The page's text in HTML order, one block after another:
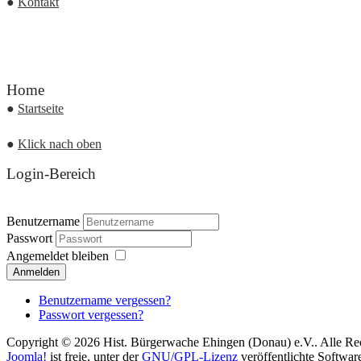
Home
● Startseite
● Klick nach oben
Login-Bereich
Benutzername
Passwort
Angemeldet bleiben
Anmelden
Benutzername vergessen?
Passwort vergessen?
Copyright © 2026 Hist. Bürgerwache Ehingen (Donau) e.V.. Alle
Joomla! ist freie, unter derGNU/GPL-Lizenz veröffentlichte